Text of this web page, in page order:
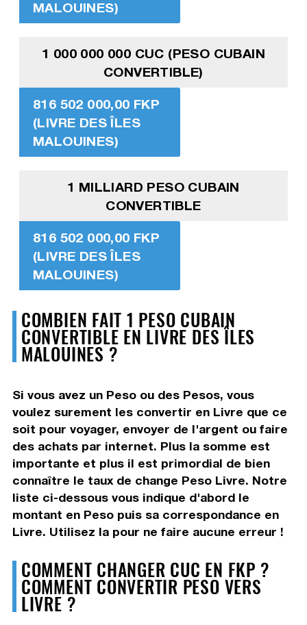
MALOUINES)
1 000 000 000 CUC (PESO CUBAIN
CONVERTIBLE)
816 502 000,00 FKP
(LIVRE DES ÎLES
MALOUINES)
1 MILLIARD PESO CUBAIN
CONVERTIBLE
816 502 000,00 FKP
(LIVRE DES ÎLES
MALOUINES)
COMBIEN FAIT 1 PESO CUBAIN
CONVERTIBLE EN LIVRE DES ÎLES
MALOUINES ?
Si vous avez un Peso ou des Pesos, vous
voulez surement les convertir en Livre que ce
soit pour voyager, envoyer de l'argent ou faire
des achats par internet. Plus la somme est
importante et plus il est primordial de bien
connaître le taux de change Peso Livre. Notre
liste ci-dessous vous indique d'abord le
montant en Peso puis sa correspondance en
Livre. Utilisez la pour ne faire aucune erreur !
COMMENT CHANGER CUC EN FKP ?
COMMENT CONVERTIR PESO VERS
LIVRE ?